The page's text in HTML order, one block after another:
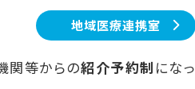
地域医療連携室
関等からの紹介予約制 になっ